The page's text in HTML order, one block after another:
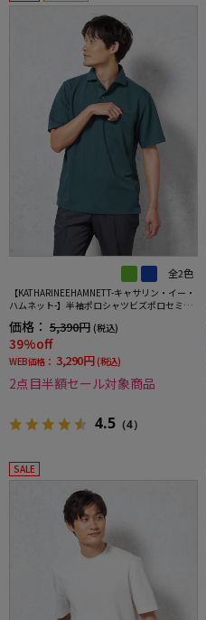
全2色
【KATHARINEEHAMNETT-キャサリン・イー・
ハムネット-】半袖ポロシャツビズポロセミワ
価格： 5,390円 (税込)
39%off
WEB価格： 3,290円 (税込)
2点目半額セール対象商品
4.5 （4）
SALE